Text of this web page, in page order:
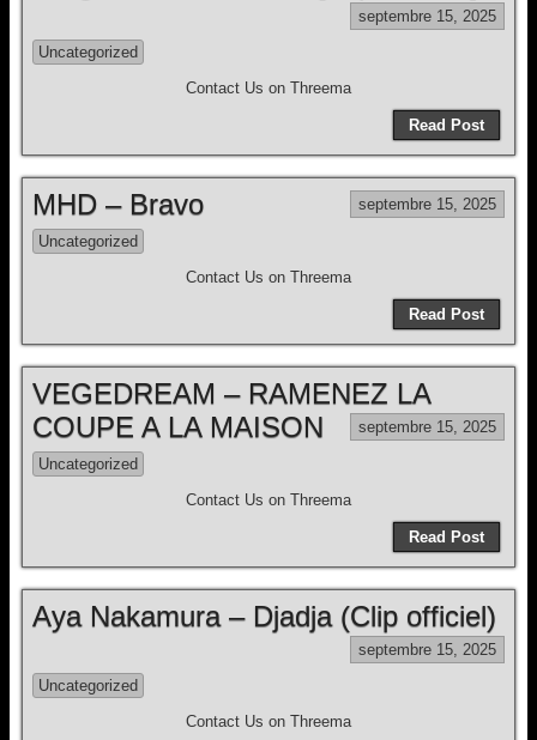
septembre 15, 2025
Uncategorized
Contact Us on Threema
Read Post
MHD – Bravo septembre 15, 2025
Uncategorized
Contact Us on Threema
Read Post
VEGEDREAM – RAMENEZ LA
COUPE A LA MAISON
septembre 15, 2025
Uncategorized
Contact Us on Threema
Read Post
Aya Nakamura – Djadja (Clip officiel)
septembre 15, 2025
Uncategorized
Contact Us on Threema